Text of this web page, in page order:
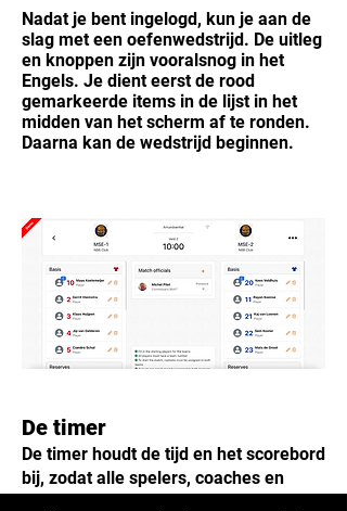
Nadat je bent ingelogd, kun je aan de
slag met een oefenwedstrijd. De uitleg
en knoppen zijn vooralsnog in het
Engels. Je dient eerst de rood
gemarkeerde items in de lijst in het
midden van het scherm af te ronden.
Daarna kan de wedstrijd beginnen.​
De timer
De timer houdt de tijd en het scorebord
bij, zodat alle spelers, coaches en